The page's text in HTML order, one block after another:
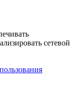
сетевой